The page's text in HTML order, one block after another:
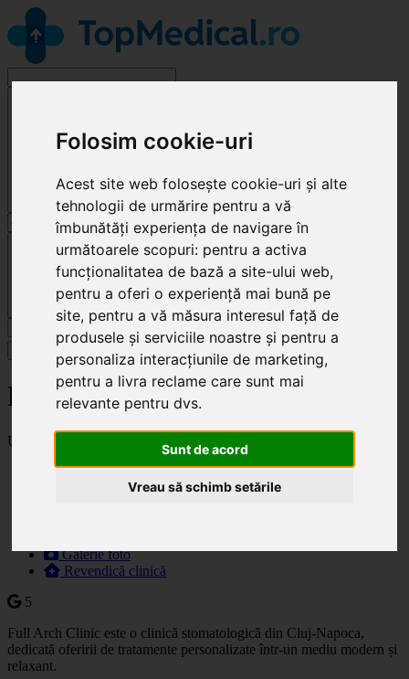
Folosim cookie-uri
Acest site web folosește cookie-uri și alte
tehnologii de urmărire pentru a vă
îmbunătăți experiența de navigare în
următoarele scopuri: pentru a activa
funcționalitatea de bază a site-ului web,
pentru a oferi o experiență mai bună pe
site, pentru a vă măsura interesul față de
produsele și serviciile noastre și pentru a
personaliza interacțiunile de marketing,
pentru a livra reclame care sunt mai
relevante pentru dvs.
Sunt de acord
Vreau să schimb setările
Specialități
Full Arch Clinic
Ultima actualizare: 05.06.2025
Descriere
Galerie foto
Revendică clinică
5
Full Arch Clinic este o clinică stomatologică din Cluj-Napoca,
dedicată oferirii de tratamente personalizate într-un mediu modern și
relaxant.